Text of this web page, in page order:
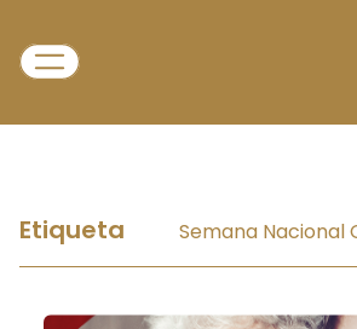
Etiqueta Semana Nacional